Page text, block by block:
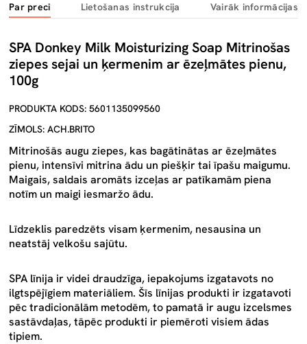
Par preci Lietošanas instrukcija Vairāk informācijas
SPA Donkey Milk Moisturizing Soap Mitrinošas
ziepes sejai un ķermenim ar ēzeļmātes pienu,
100g
PRODUKTA KODS: 5601135099560
ZĪMOLS: ACH.BRITO
Mitrinošās augu ziepes, kas bagātinātas ar ēzeļmātes
pienu, intensīvi mitrina ādu un piešķir tai īpašu maigumu.
Maigais, saldais aromāts izceļas ar patīkamām piena
notīm un maigi iesmaržo ādu.
Līdzeklis paredzēts visam ķermenim, nesausina un
neatstāj velkošu sajūtu.
SPA līnija ir videi draudzīga, iepakojums izgatavots no
ilgtspējīgiem materiāliem. Šīs līnijas produkti ir izgatavoti
pēc tradicionālām metodēm, to pamatā ir augu izcelsmes
sastāvdaļas, tāpēc produkti ir piemēroti visiem ādas
tipiem.